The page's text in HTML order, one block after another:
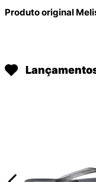
Produto original